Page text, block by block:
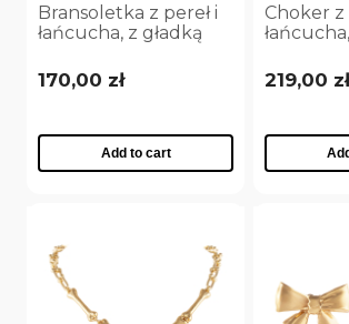
Bransoletka z pereł i
łańcucha, z gładką
Princess Collection
(B25/NUT/04AU)
170,00 zł
Add to cart
Choker z
Princess
(C25/
219,00